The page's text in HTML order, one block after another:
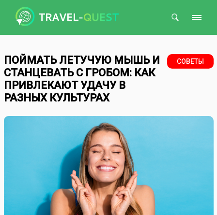
Поиск
ПОЙМАТЬ ЛЕТУЧУЮ МЫШЬ И
СТАНЦЕВАТЬ С ГРОБОМ: КАК
ПРИВЛЕКАЮТ УДАЧУ В
РАЗНЫХ КУЛЬТУРАХ
СОВЕТЫ